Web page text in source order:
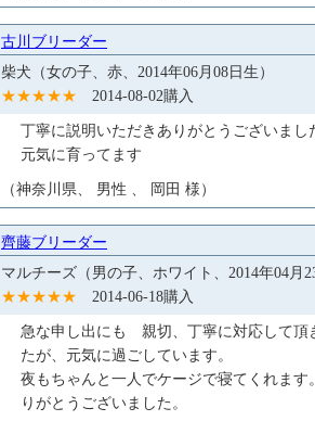
古川ブリーダー
柴犬（女の子、赤、2014年06月08日生）
★★★★★ 2014-08-02購入
丁寧に説明いただきありがとうございまし
元気に育ってます
（神奈川県、 男性 、 岡田 様）
齊藤ブリーダー
マルチーズ（男の子、ホワイト、2014年04月
★★★★★ 2014-06-18購入
急な申し出にも 親切、丁寧に対応して頂
たが、元気に過ごしています。
夜もちゃんと一人でケージで寝てくれま
りがとうございました。